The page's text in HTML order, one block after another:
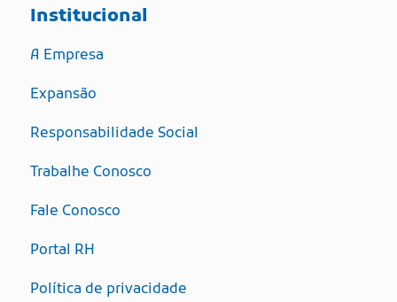
Institucional
A Empresa
Expansão
Responsabilidade Social
Trabalhe Conosco
Fale Conosco
Portal RH
Política de privacidade